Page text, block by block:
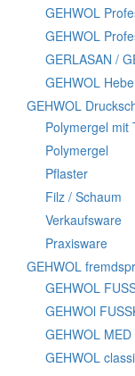
GEHWOL
GEHWOL
GERLASAN /
GEHWOL
GEHWOL
Polymergel mit
Polymergel
Pflaster
Filz / Schaum
Verkaufsware
Praxisware
GEHWOL
GEHWOL
GEHWOl
GEHWOL
GEHWOL